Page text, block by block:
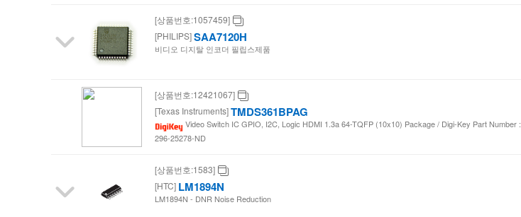
[상품번호:1057459]
[PHILIPS]SAA7120H
비디오 디지탈 인코더 필립스제품
[상품번호:12421067]
[Texas Instruments]TMDS361BPAG
Video Switch IC GPIO, I2C, Logic HDMI 1.3a 64-TQFP (10x10) Package / Digi-Key Part Number :
296-25278-ND
[상품번호:1583]
[HTC] LM1894N
LM1894N - DNR Noise Reduction